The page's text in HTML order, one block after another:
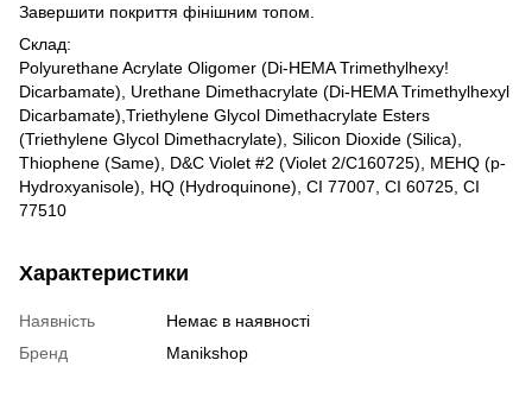
Завершити покриття фінішним топом.
Склад:
Polyurethane Acrylate Oligomer (Di-HEMA Trimethylhexy!
Dicarbamate), Urethane Dimethacrylate (Di-HEMA Trimethylhexyl
Dicarbamate),Triethylene Glycol Dimethacrylate Esters
(Triethylene Glycol Dimethacrylate), Silicon Dioxide (Silica),
Thiophene (Same), D&C Violet #2 (Violet 2/C160725), MEHQ (p-
Hydroxyanisole), HQ (Hydroquinone), CI 77007, CI 60725, CI
77510
Характеристики
Наявність
Немає в наявності
Бренд
Manikshop